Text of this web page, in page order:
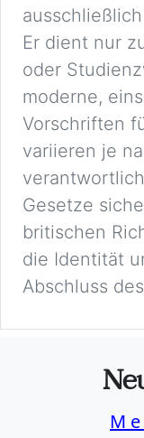
Er dient nur
oder
moderne,
Vorschriften
variieren je
Gesetze
britischen
die Identität
Abschluss